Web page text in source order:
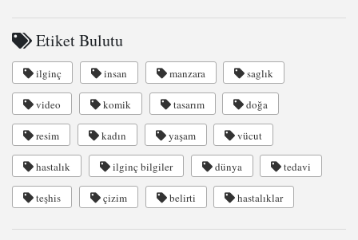
Etiket Bulutu
ilginç insan manzara saglık
video komik tasarım doğa
resim kadın yaşam vücut
hastalık ilginç bilgiler dünya tedavi
teşhis çizim belirti hastalıklar